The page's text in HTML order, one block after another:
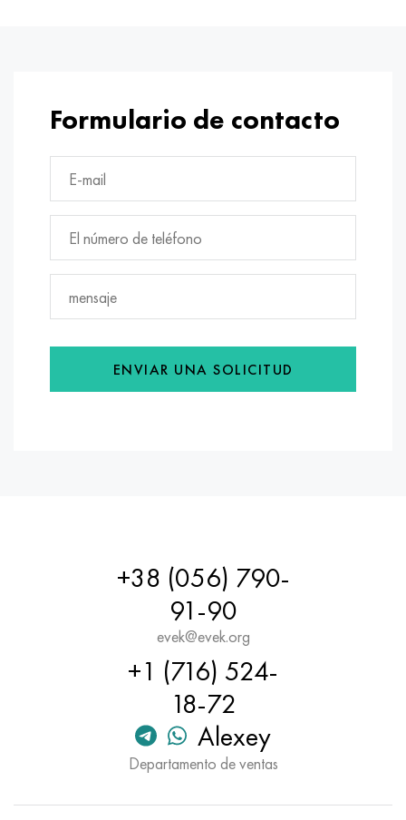
Formulario de contacto
ENVIAR UNA SOLICITUD
+38 (056) 790-
91-90
evek@evek.org
+1 (716) 524-
18-72
Alexey
Departamento de ventas